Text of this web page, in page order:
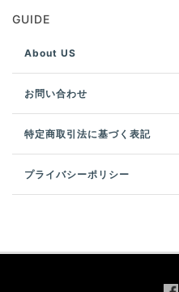
GUIDE
About US
お問い合わせ
特定商取引法に基づく表記
プライバシーポリシー